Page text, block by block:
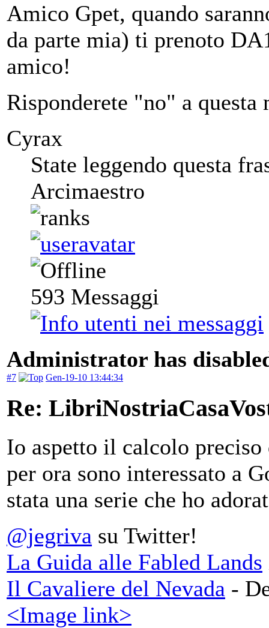
Amico Gpet, quando
da parte mia) ti prenoto
amico!
Risponderete "no" a questa
Cyrax
State leggendo questa
Arcimaestro
593 Messaggi
Administrator has
#7 Gen-19-10 13:44:34
Re:
Io aspetto il calcolo
per ora sono interessato a
stata una serie che ho
@jegriva su Twitter!
La Guida alle Fabled Lands
Il Cavaliere del Nevada -
<Image link>